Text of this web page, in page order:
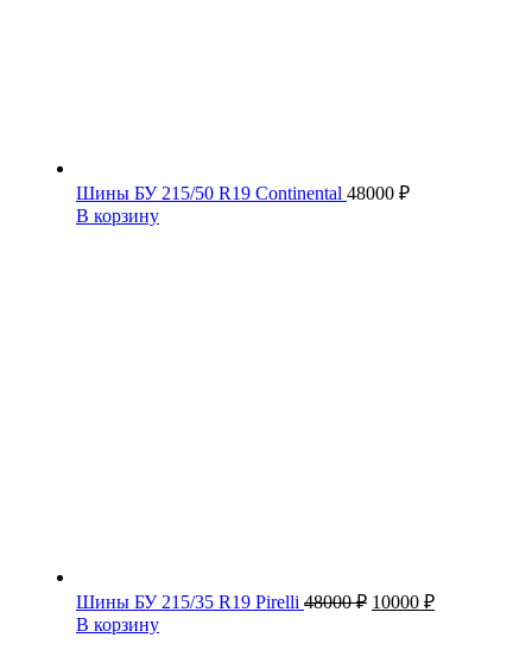
Шины БУ 215/50 R19 Continental 48000 ₽
В корзину
Шины БУ 215/35 R19 Pirelli 48000₽ Первоначальная
10000 ₽Текущая
В корзину